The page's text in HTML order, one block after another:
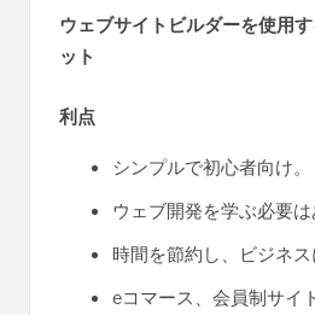
ウェブサイトビルダーを使用
ット
利点
シンプルで初心者向け。
ウェブ開発を学ぶ必要は
時間を節約し、ビジネス
eコマース、会員制サイト